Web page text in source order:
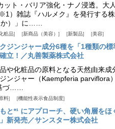
ット・バリア強化・ナノ浸透。大
）雑誌『ハルメク』を発行する
か）」に……
粧品 新商品（美容） 新製品 美容
ジンジャー成分6種を「1種類の
立！／丸善製薬株式会社
や化粧品の原料となる天然由来
ンジャー（Kaempferia parviflora
づ……
料 機能性表示食品制度
と*¹ にアプローチ、硬い角層を
新発売／サンスター株式会社